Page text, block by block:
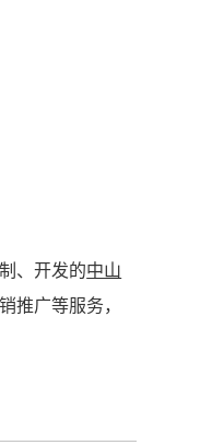
、开发的中山
推广等服务，